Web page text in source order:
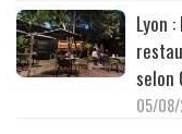
Lyon
selon
05/